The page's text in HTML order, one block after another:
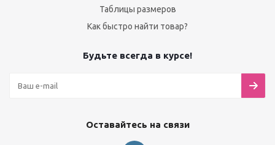
Таблицы размеров
Как быстро найти товар?
Будьте всегда в курсе!
Оставайтесь на связи